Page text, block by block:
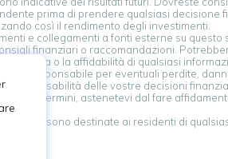
prima di prendere qualsiasi
così il rendimento degli investimenti.
e collegamenti a fonti esterne su
finanziari o raccomandazioni.
o la affidabilità di qualsiasi
è responsabile per eventuali perdite,
responsabilità delle vostre decisioni
questi termini, astenetevi dal fare
sito non sono destinate ai residenti di